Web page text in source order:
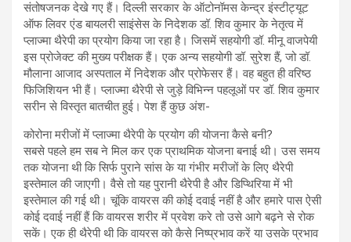
संतोषजनक देखे गए हैं। दिल्ली सरकार के ऑटोनॉमस केन्द्र इंस्टीट्यूट
ऑफ लिवर एंड बायलरी साइंसेस के निदेशक डॉ. शिव कुमार के नेतृत्व में
प्लाज्मा थैरेपी का प्रयोग किया जा रहा है। जिसमें सहयोगी डॉ. मीनू वाजपेयी
इस प्रोजेक्ट की मुख्य परीक्षक हैं। एक अन्य सहयोगी डॉ. सुरेश हैं, जो डॉ.
मौलाना आजाद अस्पताल में निदेशक और प्रोफेसर हैं। वह बहुत ही वरिष्ठ
फिजिशियन भी हैं। प्लाज्मा थैरेपी से जुड़े विभिन्न पहलूओं पर डॉ. शिव कुमार
सरीन से विस्तृत बातचीत हुई। पेश हैं कुछ अंश-
कोरोना मरीजों में प्लाज्मा थैरेपी के प्रयोग की योजना कैसे बनी?
सबसे पहले हम सब ने मिल कर एक प्राथमिक योजना बनाई थी। उस समय
तक योजना थी कि सिर्फ पुराने सांस के या गंभीर मरीजों के लिए थैरेपी
इस्तेमाल की जाएगी। वैसे तो यह पुरानी थैरेपी है और डिप्थिरिया में भी
इस्तेमाल की गई थी। चूंकि वायरस की कोई दवाई नहीं है और हमारे पास ऐसी
कोई दवाई नहीं हैं कि वायरस शरीर में प्रवेश करे तो उसे आगे बढ़ने से रोक
सकें। एक ही थैरेपी थी कि वायरस को कैसे निष्प्रभाव करें या उसके प्रभाव